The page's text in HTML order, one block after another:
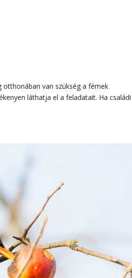
otthonában van szükség a fémek
láthatja el a feladatait. Ha családi